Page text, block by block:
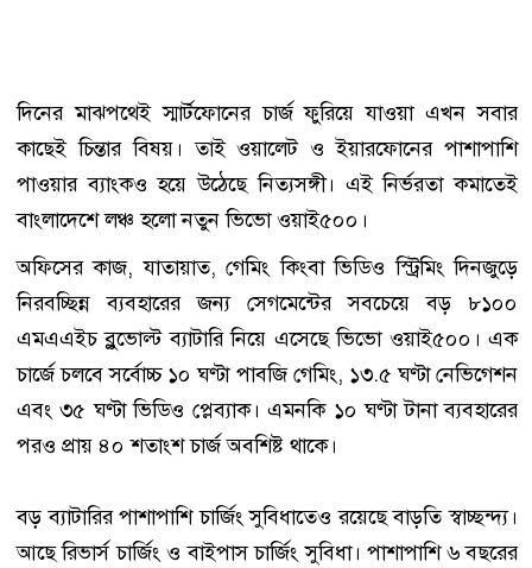
দিনের মাঝপথেই স্মার্টফোনের চার্জ ফুরিয়ে যাওয়া এখন সবার
কাছেই চিন্তার বিষয়। তাই ওয়ালেট ও ইয়ারফোনের পাশাপাশি
পাওয়ার ব্যাংকও হয়ে উঠেছে নিত্যসঙ্গী। এই নির্ভরতা কমাতেই
বাংলাদেশে লঞ্চ হলো নতুন ভিভো ওয়াই৫০০।
অফিসের কাজ, যাতায়াত, গেমিং কিংবা ভিডিও স্ট্রিমিং দিনজুড়ে
নিরবচ্ছিন্ন ব্যবহারের জন্য সেগমেন্টের সবচেয়ে বড় ৮১০০
এমএএইচ ব্লুভোল্ট ব্যাটারি নিয়ে এসেছে ভিভো ওয়াই৫০০। এক
চার্জে চলবে সর্বোচ্চ ১০ ঘণ্টা পাবজি গেমিং, ১৩.৫ ঘণ্টা নেভিগেশন
এবং ৩৫ ঘণ্টা ভিডিও প্লেব্যাক। এমনকি ১০ ঘণ্টা টানা ব্যবহারের
পরও প্রায় ৪০ শতাংশ চার্জ অবশিষ্ট থাকে।
বড় ব্যাটারির পাশাপাশি চার্জিং সুবিধাতেও রয়েছে বাড়তি স্বাচ্ছন্দ্য।
আছে রিভার্স চার্জিং ও বাইপাস চার্জিং সুবিধা। পাশাপাশি ৬ বছরের